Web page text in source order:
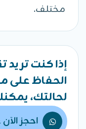
مختلف.
إذا كنت تريد
الحفاظ على
لحالتك،
احجز